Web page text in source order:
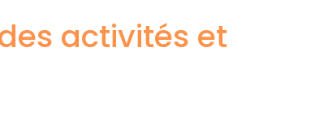
activités et